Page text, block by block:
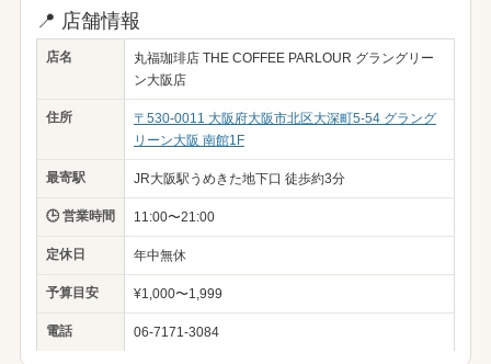
📍 店舗情報
店名
丸福珈琲店 THE COFFEE PARLOUR グラングリー
ン大阪店
住所
〒530-0011 大阪府大阪市北区大深町5-54 グラング
リーン大阪 南館1F
最寄駅 JR大阪駅うめきた地下口 徒歩約3分
🕒 営業時間 11:00〜21:00
定休日 年中無休
予算目安 ¥1,000〜1,999
電話 06-7171-3084